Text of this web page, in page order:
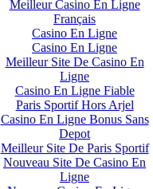
Meilleur Casino En Ligne
Français
Casino En Ligne
Casino En Ligne
Meilleur Site De Casino En
Ligne
Casino En Ligne Fiable
Paris Sportif Hors Arjel
Casino En Ligne Bonus Sans
Depot
Meilleur Site De Paris Sportif
Nouveau Site De Casino En
Ligne